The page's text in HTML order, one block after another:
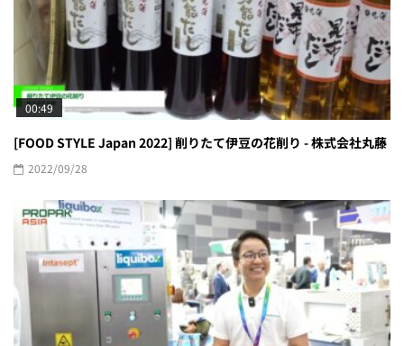
00:49
[FOOD STYLE Japan 2022] 削りたて伊豆の花削り - 株式会社丸藤
2022/09/28